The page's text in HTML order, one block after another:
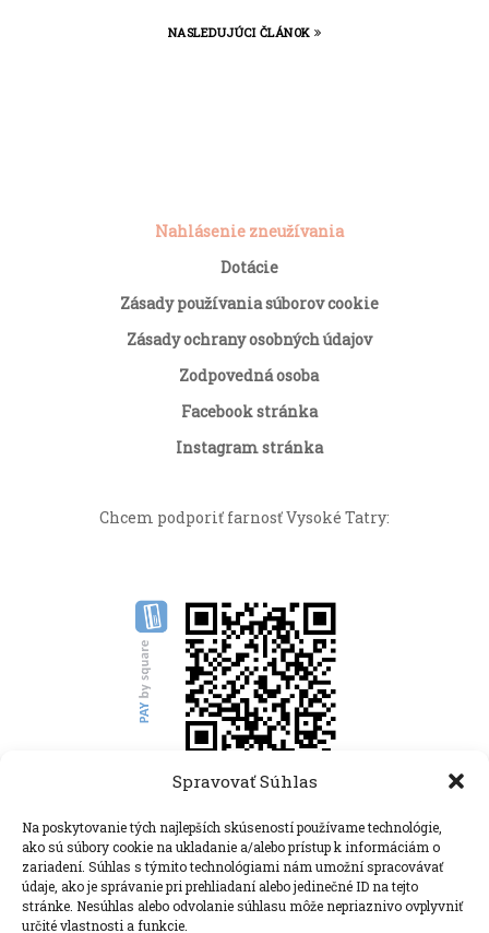
Spravovať Súhlas
Na poskytovanie tých najlepších skúseností používame technológie,
ako sú súbory cookie na ukladanie a/alebo prístup k informáciám o
zariadení. Súhlas s týmito technológiami nám umožní spracovávať
údaje, ako je správanie pri prehliadaní alebo jedinečné ID na tejto
stránke. Nesúhlas alebo odvolanie súhlasu môže nepriaznivo ovplyvniť
určité vlastnosti a funkcie.
NASLEDUJÚCI ČLÁNOK
Nahlásenie zneužívania
Dotácie
Zásady používania súborov cookie
Zásady ochrany osobných údajov
Zodpovedná osoba
Facebook stránka
Instagram stránka
Chcem podporiť farnosť Vysoké Tatry:
Rímskokatolícka cirkev, farnosť Vysoké Tatry
Nový Smokovec 113
062 01 Starý Smokovec
+421 (0) 52/442 51 74